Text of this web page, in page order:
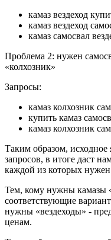
камаз вездеход
камаз вездеход
камаз самосвал
Проблема 2: нужен
«колхозник»
Запросы:
камаз колхозник
купить камаз
камаз колхозник
Таким образом, исходное
запросов, в итоге даст
каждой из которых нужен
Тем, кому нужны камазы
соответствующие
нужны «вездеходы» -
ценам.